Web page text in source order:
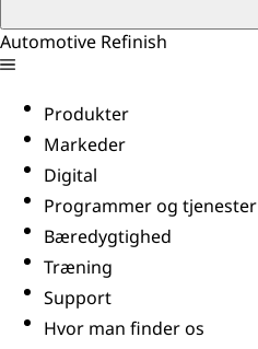
Automotive Refinish
Produkter
Markeder
Digital
Programmer og tjenester
Bæredygtighed
Træning
Support
Hvor man finder os